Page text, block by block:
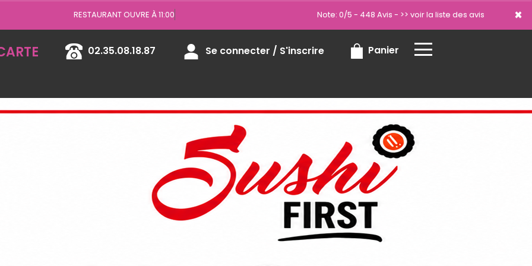
×
V Note: 0/5 - 448 Avis - >> voir la liste des avis
02.35.08.18.87 Se connecter / S'inscrire Panier
×